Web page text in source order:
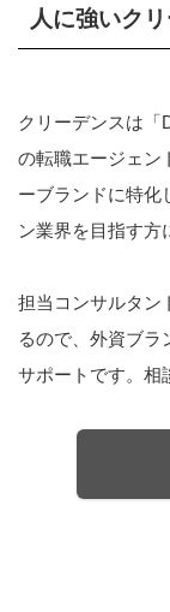
人に強いク
クリーデンスは「
の転職エージェン
ーブランドに特化
ン業界を目指す方
担当コンサルタン
るので、外資ブラ
サポートです。相